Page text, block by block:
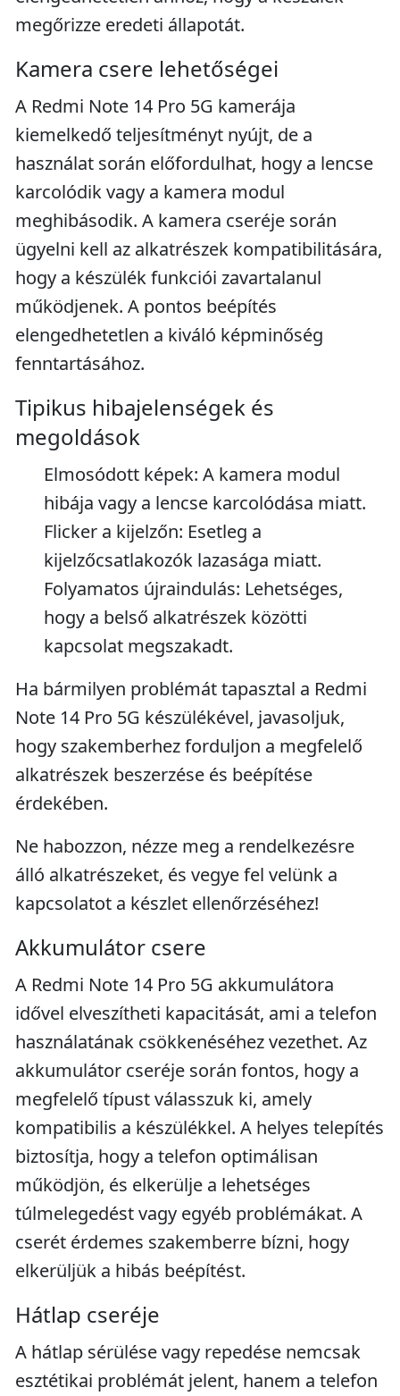
megőrizze eredeti állapotát.
Kamera csere lehetőségei
A Redmi Note 14 Pro 5G kamerája
kiemelkedő teljesítményt nyújt, de a
használat során előfordulhat, hogy a lencse
karcolódik vagy a kamera modul
meghibásodik. A kamera cseréje során
ügyelni kell az alkatrészek kompatibilitására,
hogy a készülék funkciói zavartalanul
működjenek. A pontos beépítés
elengedhetetlen a kiváló képminőség
fenntartásához.
Tipikus hibajelenségek és
megoldások
Elmosódott képek: A kamera modul
hibája vagy a lencse karcolódása miatt.
Flicker a kijelzőn: Esetleg a
kijelzőcsatlakozók lazasága miatt.
Folyamatos újraindulás: Lehetséges,
hogy a belső alkatrészek közötti
kapcsolat megszakadt.
Ha bármilyen problémát tapasztal a Redmi
Note 14 Pro 5G készülékével, javasoljuk,
hogy szakemberhez forduljon a megfelelő
alkatrészek beszerzése és beépítése
érdekében.
Ne habozzon, nézze meg a rendelkezésre
álló alkatrészeket, és vegye fel velünk a
kapcsolatot a készlet ellenőrzéséhez!
Akkumulátor csere
A Redmi Note 14 Pro 5G akkumulátora
idővel elveszítheti kapacitását, ami a telefon
használatának csökkenéséhez vezethet. Az
akkumulátor cseréje során fontos, hogy a
megfelelő típust válasszuk ki, amely
kompatibilis a készülékkel. A helyes telepítés
biztosítja, hogy a telefon optimálisan
működjön, és elkerülje a lehetséges
túlmelegedést vagy egyéb problémákat. A
cserét érdemes szakemberre bízni, hogy
elkerüljük a hibás beépítést.
Hátlap cseréje
A hátlap sérülése vagy repedése nemcsak
esztétikai problémát jelent, hanem a telefon